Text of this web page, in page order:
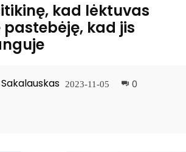
kad lėktuvas
kad jis
2023-11-05 0